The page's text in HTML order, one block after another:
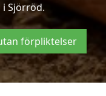
Sjörröd.
förpliktelser